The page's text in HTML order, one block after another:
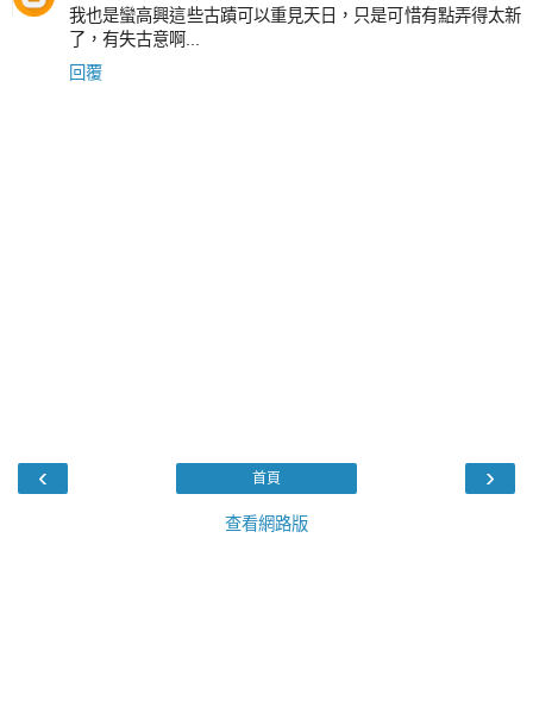
我也是蠻高興這些古蹟可以重見天日，只是可惜有點弄得太新
了，有失古意啊...
回覆
‹ ›
首頁
查看網路版